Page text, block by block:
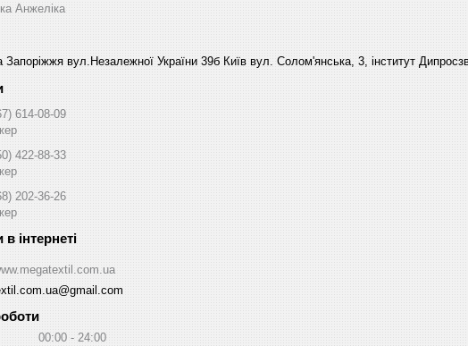
Анжеліка
Запоріжжя вул.Незалежної України 39б Київ вул. Солом'янська, 3, інститут
614-08-09
422-88-33
202-36-26
00:00
24:00